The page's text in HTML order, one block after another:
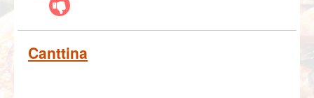
Canttina